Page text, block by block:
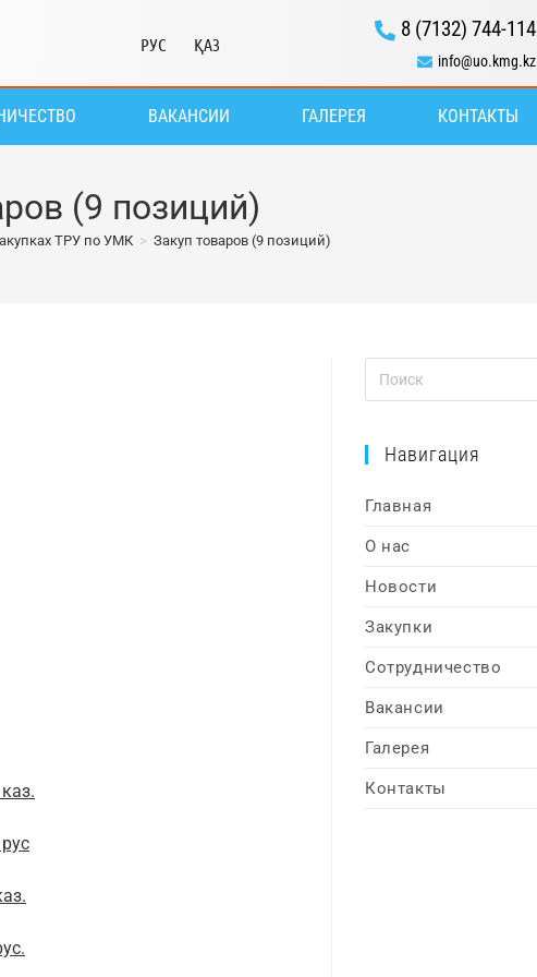
РУС ҚАЗ
8 (7132) 744-114
info@uo.kmg.kz
ВАКАНСИИ ГАЛЕРЕЯ КОНТАКТЫ
(9 позиций)
ТРУ по УМК > Закуп товаров (9 позиций)
Навигация
Главная
О нас
Новости
Закупки
Сотрудничество
Вакансии
Галерея
Контакты